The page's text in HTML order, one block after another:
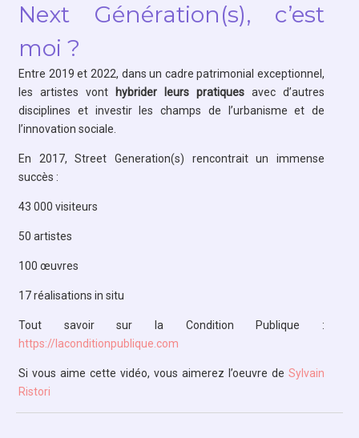
Next Génération(s), c’est
moi ?
Entre 2019 et 2022, dans un cadre patrimonial exceptionnel,
les artistes vont
hybrider leurs pratiques avec d’autres
disciplines et investir les champs de l’urbanisme et de
l’innovation sociale.
En 2017, Street Generation(s) rencontrait un immense
succès :
43 000 visiteurs
50 artistes
100 œuvres
17 réalisations in situ
Tout savoir sur la Condition Publique :
https://laconditionpublique.com
Si vous aime cette vidéo, vous aimerez l’oeuvre de Sylvain
Ristori